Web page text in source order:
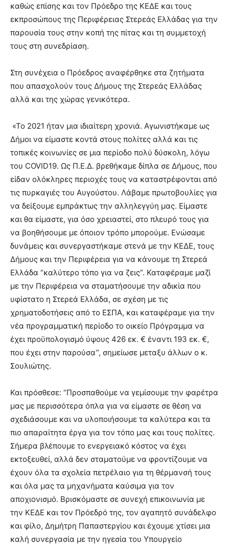
καθώς επίσης και τον Πρόεδρο της ΚΕΔΕ και τους
εκπροσώπους της Περιφέρειας Στερεάς Ελλάδας για την
παρουσία τους στην κοπή της πίτας και τη συμμετοχή
τους στη συνεδρίαση.
Στη συνέχεια ο Πρόεδρος αναφέρθηκε στα ζητήματα
που απασχολούν τους Δήμους της Στερεάς Ελλάδας
αλλά και της χώρας γενικότερα.
«Το 2021 ήταν μια ιδιαίτερη χρονιά. Αγωνιστήκαμε ως
Δήμοι να είμαστε κοντά στους πολίτες αλλά και τις
τοπικές κοινωνίες σε μια περίοδο πολύ δύσκολη, λόγω
του COVID19. Ως Π.Ε.Δ. βρεθήκαμε δίπλα σε Δήμους, που
είδαν ολόκληρες περιοχές τους να καταστρέφονται από
τις πυρκαγιές του Αυγούστου. Λάβαμε πρωτοβουλίες για
να δείξουμε εμπράκτως την αλληλεγγύη μας. Είμαστε
και θα είμαστε, για όσο χρειαστεί, στο πλευρό τους για
να βοηθήσουμε με όποιον τρόπο μπορούμε. Ενώσαμε
δυνάμεις και συνεργαστήκαμε στενά με την ΚΕΔΕ, τους
Δήμους και την Περιφέρεια για να κάνουμε τη Στερεά
Ελλάδα “καλύτερο τόπο για να ζεις”. Καταφέραμε μαζί
με την Περιφέρεια να σταματήσουμε την αδικία που
υφίστατο η Στερεά Ελλάδα, σε σχέση με τις
χρηματοδοτήσεις από το ΕΣΠΑ, και καταφέραμε για την
νέα προγραμματική περίοδο το οικείο Πρόγραμμα να
έχει προϋπολογισμό ύψους 426 εκ. € έναντι 193 εκ. €,
που έχει στην παρούσα”, σημείωσε μεταξυ άλλων ο κ.
Σουλιώτης.
Και πρόσθεσε: “Προσπαθούμε να γεμίσουμε την φαρέτρα
μας με περισσότερα όπλα για να είμαστε σε θέση να
σχεδιάσουμε και να υλοποιήσουμε τα καλύτερα και τα
πιο απαραίτητα έργα για τον τόπο μας και τους πολίτες.
Σήμερα βλέπουμε το ενεργειακό κόστος να έχει
εκτοξευθεί, αλλά δεν σταματούμε να φροντίζουμε να
έχουν όλα τα σχολεία πετρέλαιο για τη θέρμανσή τους
και όλα μας τα μηχανήματα καύσιμα για τον
αποχιονισμό. Βρισκόμαστε σε συνεχή επικοινωνία με
την ΚΕΔΕ και τον Πρόεδρό της, τον αγαπητό συνάδελφο
και φίλο, Δημήτρη Παπαστεργίου και έχουμε χτίσει μια
καλή συνεργασία με την ηγεσία του Υπουργείο